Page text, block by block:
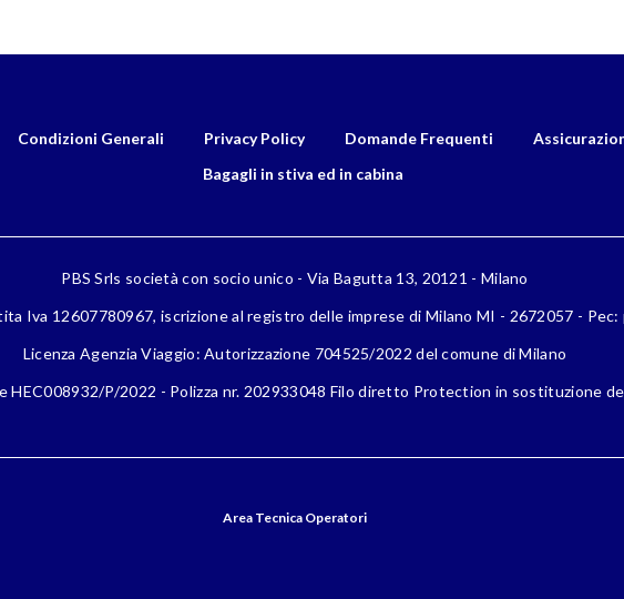
Condizioni Generali Privacy Policy Domande Frequenti
Bagagli in stiva ed in cabina
PBS Srls società con socio unico - Via Bagutta 13, 20121 - Milano
Iva 12607780967, iscrizione al registro delle imprese di Milano MI - 2672057 - Pec:
Licenza Agenzia Viaggio: Autorizzazione 704525/2022 del comune di Milano
HEC008932/P/2022 - Polizza nr. 202933048 Filo diretto Protection in sostituzione
Area Tecnica Operatori